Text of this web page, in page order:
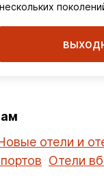
нескольких
отели и
Отели